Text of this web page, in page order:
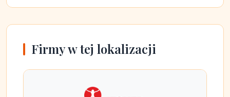
Firmy w tej lokalizacji